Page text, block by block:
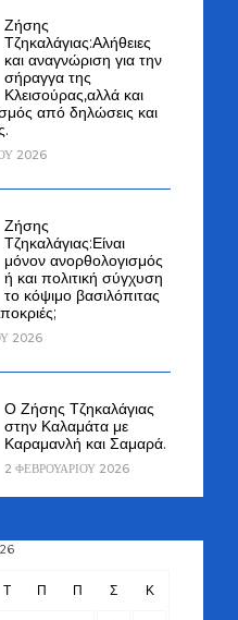
Ζήσης
Τζηκαλάγιας:Αλήθειες
και αναγνώριση για την
σήραγγα της
Κλεισούρας,αλλά και
από δηλώσεις και
2026
Ζήσης
Τζηκαλάγιας:Είναι
μόνον ανορθολογισμός
ή και πολιτική σύγχυση
το κόψιμο βασιλόπιτας
2026
Ο Ζήσης Τζηκαλάγιας
στην Καλαμάτα με
Καραμανλή και Σαμαρά.
2 ΦΕΒΡΟΥΑΡΊΟΥ 2026
Τ Π Π Σ Κ